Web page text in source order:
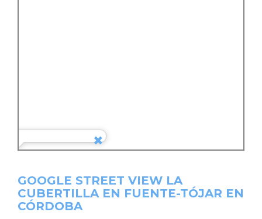
GOOGLE STREET VIEW LA
CUBERTILLA EN FUENTE-TÓJAR EN
CÓRDOBA